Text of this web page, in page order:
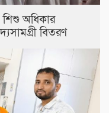
শিশু অধিকার
বিতরণ